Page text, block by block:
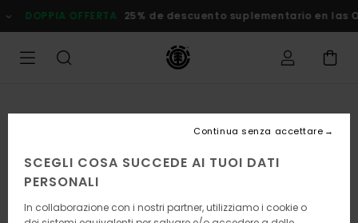
alle
informazioni
prodotto
DOPPIA OFFERTA 25% de descuento suplementario en las
SCEGLI COSA SUCCEDE AI TUOI DATI
PERSONALI
In collaborazione con i nostri partner, utilizziamo i cookie o
Continua senza accettare